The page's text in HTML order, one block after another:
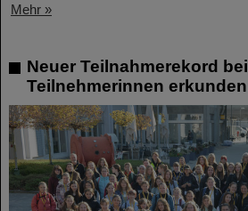
Mehr »
Neuer Teilnahmerekord
Teilnehmerinnen erkunden